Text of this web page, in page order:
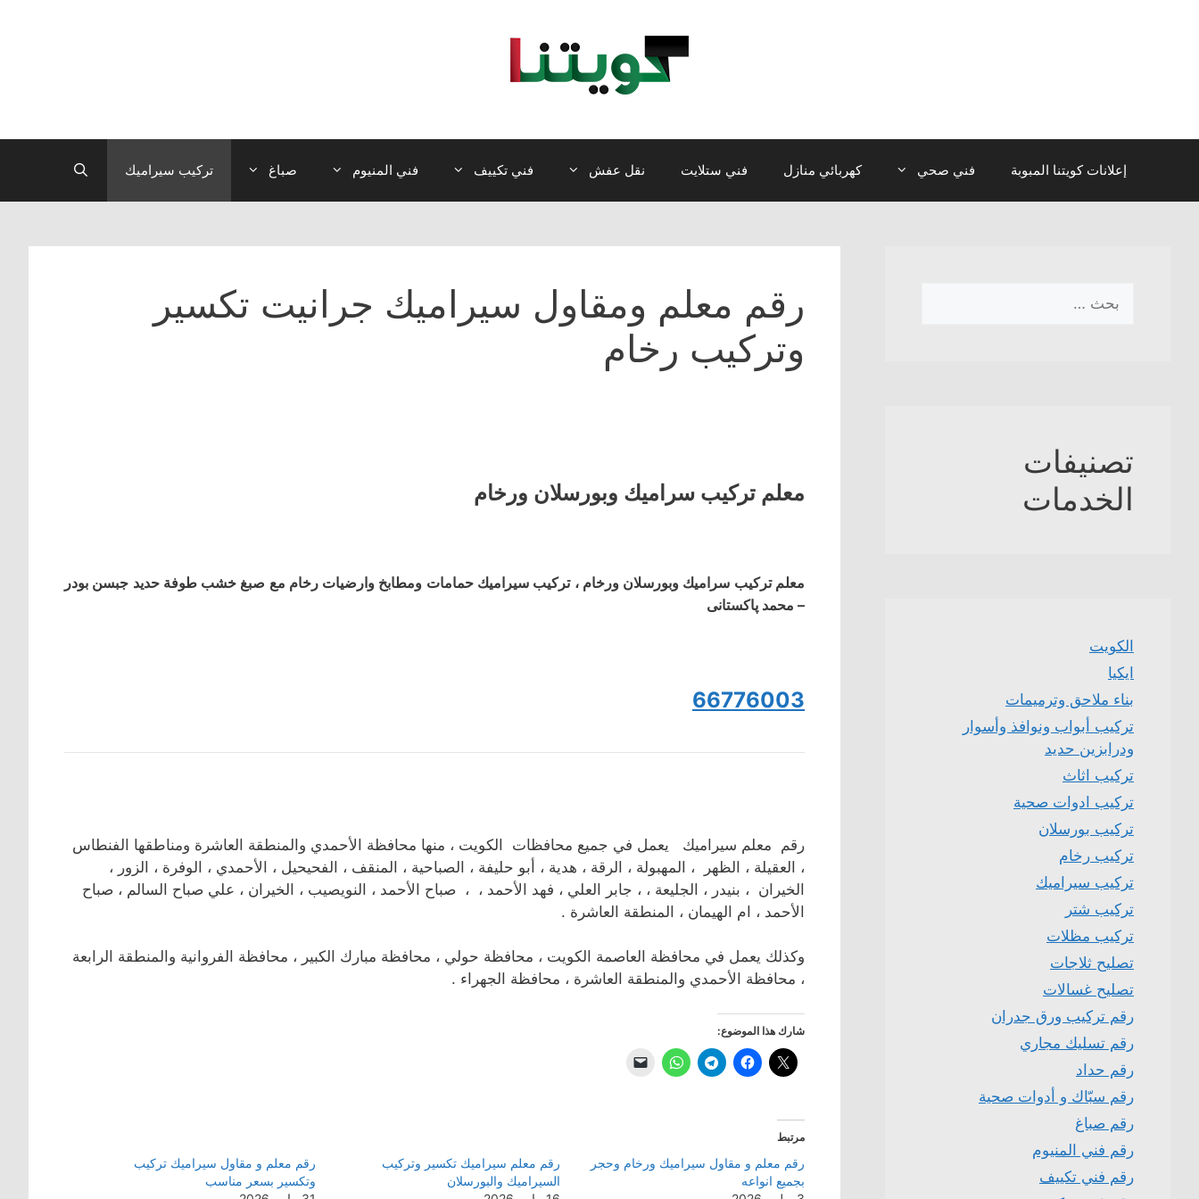
إعلانات كويتنا المبوبة فني صحي كهربائي منازل فني ستلايت نقل عفش فني تكييف فني المنيوم صباغ تركيب سيراميك
رقم معلم ومقاول سيراميك جرانيت تكسير
وتركيب رخام
معلم ترکیب سرامیك وبورسلان ورخام
معلم ترکیب سرامیك وبورسلان ورخام ، تركيب سيراميك حمامات ومطابخ وارضیات رخام مع صبغ خشب طوفة حدید جبسن بودر
– محمد پاکستانی
66776003
رقم معلم سيراميك يعمل في جميع محافظات الكويت ، منها محافظة الأحمدي والمنطقة العاشرة ومناطقها الفنطاس
، العقيلة ، الظهر ، المهبولة ، الرقة ، هدية ، أبو حليفة ، الصباحية ، المنقف ، الفحيحيل ، الأحمدي ، الوفرة ، الزور ،
الخيران ، بنيدر ، الجليعة ، ، جابر العلي ، فهد الأحمد ، ، صباح الأحمد ، النويصيب ، الخيران ، علي صباح السالم ، صباح
الأحمد ، ام الهيمان ، المنطقة العاشرة .
وكذلك يعمل في محافظة العاصمة الكويت ، محافظة حولي ، محافظة مبارك الكبير ، محافظة الفروانية والمنطقة الرابعة
، محافظة الأحمدي والمنطقة العاشرة ، محافظة الجهراء .
شارك هذا الموضوع:
مرتبط
رقم معلم و مقاول سيراميك ورخام وحجر
بجميع انواعه
رقم معلم سيراميك تكسير وتركيب
السيراميك والبورسلان
رقم معلم و مقاول سيراميك تركيب
وتكسير بسعر مناسب
عن:
تصنيفات
الخدمات
الكويت
ايكيا
بناء ملاحق وترميمات
تركيب أبواب ونوافذ وأسوار
ودرابزين حديد
تركيب اثاث
تركيب ادوات صحية
تركيب بورسلان
تركيب رخام
تركيب سيراميك
تركيب شتر
تركيب مظلات
تصليح ثلاجات
تصليح غسالات
رقم تركيب ورق جدران
رقم تسليك مجاري
رقم حداد
رقم سبّاك و أدوات صحية
رقم صباغ
رقم فني المنيوم
رقم فني تكييف